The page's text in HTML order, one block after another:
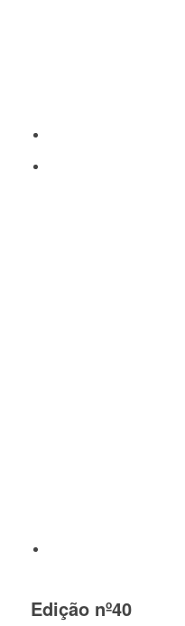
Edição nº40